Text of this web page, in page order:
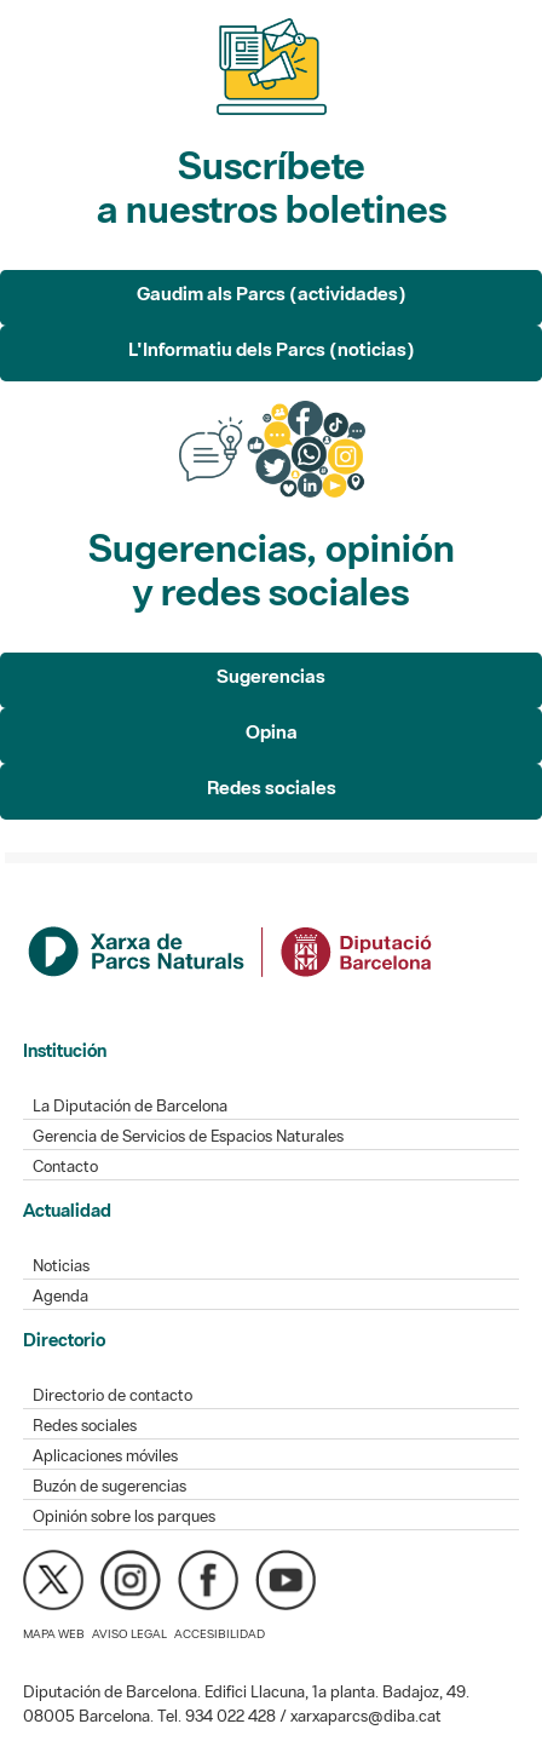
Suscríbete
a nuestros boletines
Gaudim als Parcs (actividades)
L'Informatiu dels Parcs (noticias)
Sugerencias, opinión
y redes sociales
Sugerencias
Opina
Redes sociales
Institución
La Diputación de Barcelona
Gerencia de Servicios de Espacios Naturales
Contacto
Actualidad
Noticias
Agenda
Directorio
Directorio de contacto
Redes sociales
Aplicaciones móviles
Buzón de sugerencias
Opinión sobre los parques
MAPA WEB AVISO LEGAL ACCESIBILIDAD
Diputación de Barcelona. Edifici Llacuna, 1a planta. Badajoz, 49.
08005 Barcelona. Tel. 934 022 428 / xarxaparcs@diba.cat